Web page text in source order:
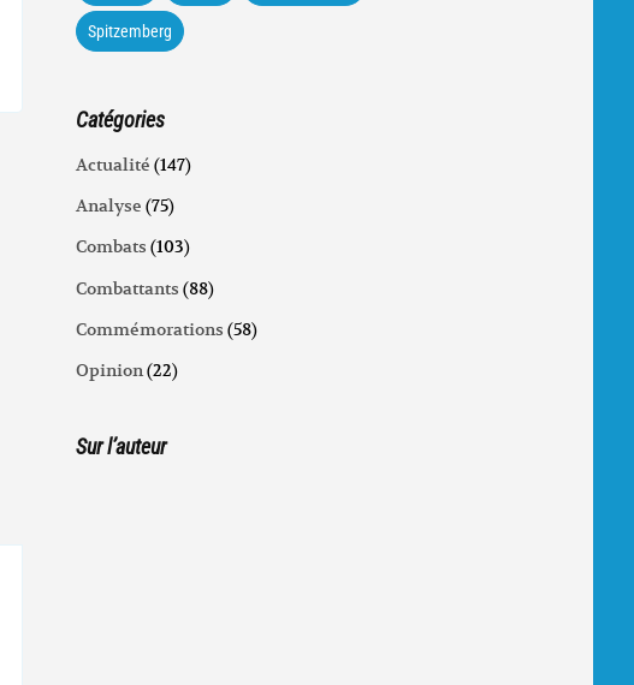
Spitzemberg
Catégories
Actualité (147)
Analyse (75)
Combats (103)
Combattants (88)
Commémorations (58)
Opinion(22)
Sur l’auteur